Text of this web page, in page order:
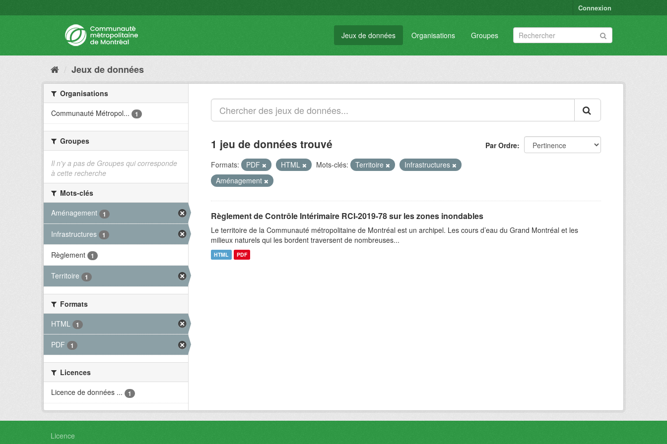
Connexion
Jeux de données Organisations Groupes
Jeux de données
Organisations
Communauté Métropol...
1
Groupes
Il n'y a pas de Groupes qui corresponde
à cette recherche
Mots-clés
Aménagement
1
Infrastructures 1
Règlement 1
Territoire 1
Formats
HTML
1
PDF 1
Licences
Licence de données ...
1
Par Ordre
1 jeu de données trouvé
Formats: PDF HTML Mots-clés: Territoire
Infrastructures
Aménagement
Règlement de Contrôle Intérimaire RCI-2019-78 sur les zones inondables
Le territoire de la Communauté métropolitaine de Montréal est un archipel. Les cours d’eau du Grand Montréal et les
milieux naturels qui les bordent traversent de nombreuses...
HTML PDF
Licence